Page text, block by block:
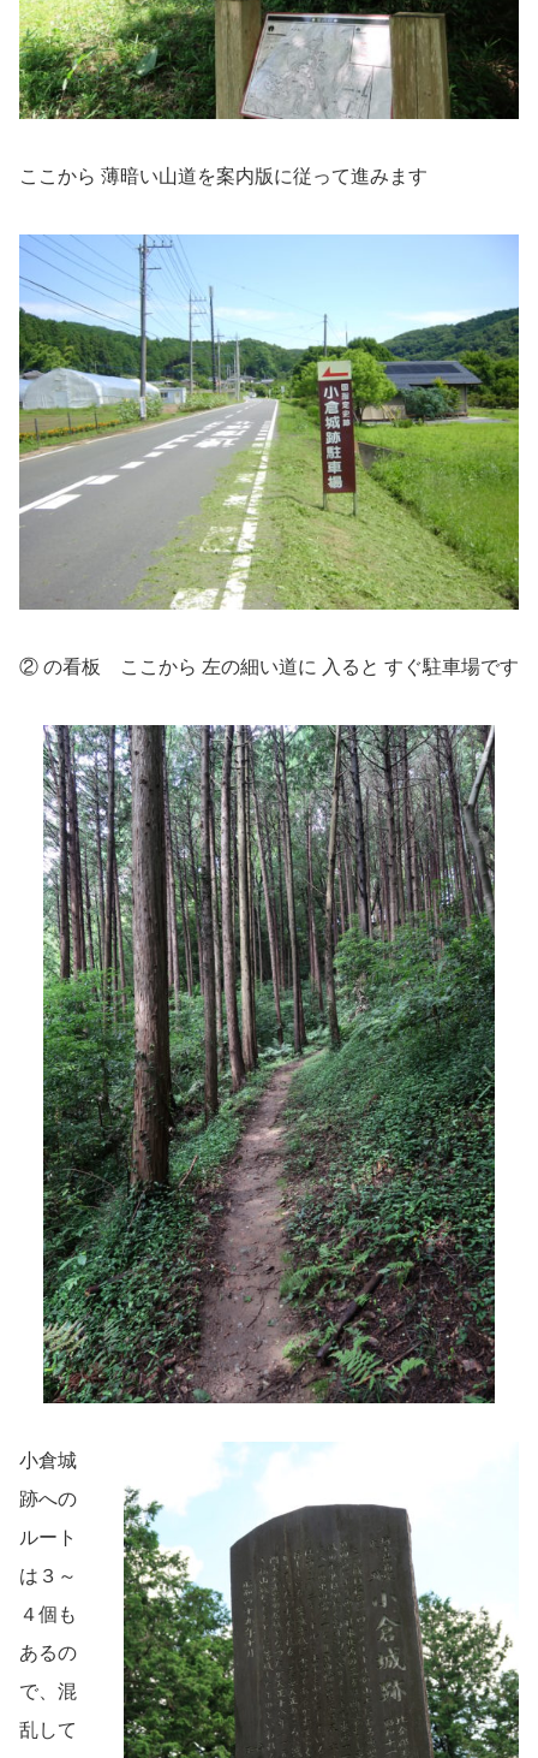
ここから 薄暗い山道を案内版に従って進みます
② の看板 ここから 左の細い道に 入ると すぐ駐車場です
小倉城
跡への
ルート
は３～
４個も
あるの
で、混
乱して